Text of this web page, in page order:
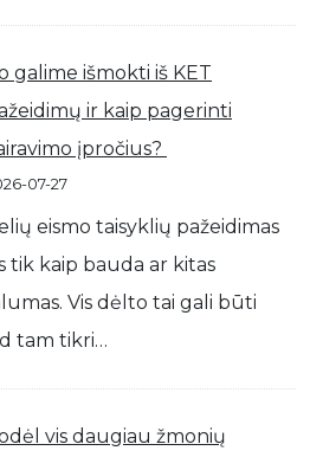
galime išmokti iš KET
ir kaip pagerinti
įpročius?
07-27
eismo taisyklių pažeidimas
tik kaip bauda ar kitas
Vis dėlto tai gali būti
tam tikri…
vis daugiau žmonių